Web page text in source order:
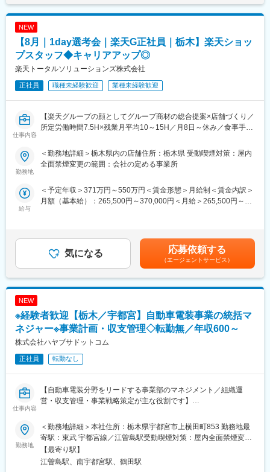
■キャリアパス：
へステップアップが可能です。RSV経験後はマネジメントや本部
への異動の道もあり、長期的にキャリア形成ができます。まずは
入社後1年で店長昇格を目指していただきます。
■組織構成：
1店舗あたり店長1名、スタッフ5～15名で運営。チームワークを
重視し相談しやすい環境◎
変更の範囲：会社の定める業務
・形式： Web開催（事前に企業セミナー動画をご視聴いただきま
す）
【開催日時】
8/6 (木) 17:00～20:00
8/13 (木) 17:00～20:00
8/18 (火) 17:00～20:00
8/20 (木) 17:00～20:00
※ご応募時、参加可能日時をお知らせください。
・新規契約・機種変更の受付および提案
・料金プラン、楽天ポイント活用、楽天カード、各種サービスの
・スマホの初期設定・データ移行サポート
・問い合わせ対応
・店舗会議・研修への参加
・キャンペーン企画など、集客に向けた取り組み
■キャリアパス：
へステップアップが可能です。RSV経験後はマネジメントや本部
への異動の道もあり、長期的にキャリア形成ができます。まずは
入社後1年で店長昇格を目指していただきます。
■組織構成：
1店舗あたり店長1名、スタッフ5～15名で運営。チームワークを
重視し相談しやすい環境◎
変更の範囲：会社の定める業務
NEW
【8月｜1day選考会｜楽天G正社員｜栃木】楽天ショッ
プスタッフ◆キャリアアップ◎
楽天トータルソリューションズ株式会社
正社員 職種未経験歓迎 業種未経験歓迎
仕事内容
【楽天グループの顔としてグループ商材の総合提案×店舗づくり／
所定労働時間7.5H×残業月平均10～15H／月8日～休み／食事手当
楽天モバイルショップに来店されるお客様へ、スマートフォン・
料金プラン・楽天カード・楽天市場・楽天ポイントなど、楽天経
活をより豊かにするトータルサポートを行うポジションです。
・未経験の方も歓迎！充実した研修制度あり
【選考会の概要】
・形式： Web開催（事前に企業セミナー動画をご視聴いただきま
す）
【開催日時】
8/6 (木) 17:00～20:00
8/13 (木) 17:00～20:00
8/18 (火) 17:00～20:00
8/20 (木) 17:00～20:00
※ご応募時、参加可能日時をお知らせください。
・新規契約・機種変更の受付および提案
・料金プラン、楽天ポイント活用、楽天カード、各種サービスの
案内
・スマホの初期設定・データ移行サポート
勤務地
＜勤務地詳細＞栃木県内の店舗住所：栃木県 受動喫煙対策：屋内
全面禁煙変更の範囲：会社の定める事業所
給与
＜予定年収＞371万円～550万円＜賃金形態＞月給制＜賃金内訳＞
月額（基本給）：265,500円～370,000円＜月給＞265,500円～
ます。月給(月額)は固定手当を含めた表記です。
気になる 応募依頼する
（エージェントサービス）
NEW
※経験者歓迎【栃木／宇都宮】自動車電装事業の統括マ
ネジャー※事業計画・収支管理◇転勤無／年収600～
株式会社ハヤブサドットコム
正社員 転勤なし
仕事内容
【自動車電装分野をリードする事業部のマネジメント／組織運
営・収支管理・事業戦略策定が主な役割です】
■業務内容
子会社の株式会社ハヤブサ電装に所属する24名を統括する事業部
長候補です。自動車電装品の診断・修理・取付、EV充電器関連事
業を担う中核部門で、現場と経営をつなぐ立場です。事業計画、
収支管理、人材育成、取引先対応まで一貫して関与します。部門
勤務地
＜勤務地詳細＞本社住所：栃木県宇都宮市上横田町853 勤務地最
寄駅：東武 宇都宮線／江曽島駅受動喫煙対策：屋内全面禁煙変更
の範囲：会社の定める事業所
【最寄り駅】
江曽島駅、南宇都宮駅、鶴田駅